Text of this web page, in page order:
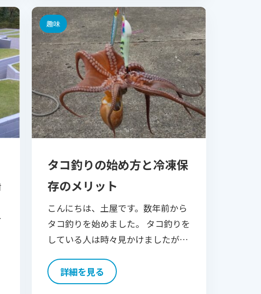
趣味
タコ釣りの始め方と冷凍保
存のメリット
こんにちは、土屋です。数年前から
タコ釣りを始めました。 タコ釣りを
している人は時々見かけましたが、
本当に釣れるの？と思っていたので
すが、友人から「最近タコが増えて
詳細を見る